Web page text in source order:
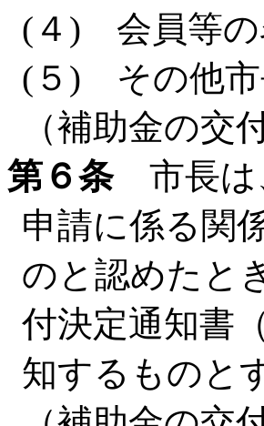
(４) 会員等の
(５) その他市
（補助金の交
第６条市長は
申請に係る関
のと認めたと
付決定通知書（
知するものと